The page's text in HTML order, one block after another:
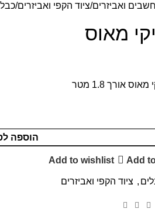
ואביזרים ציוד הקפי ואביזרים
מאוס
אורך 1.8 מטר
הוספה
Add
Add to wishlist
, ציוד הקפי ואביזרים